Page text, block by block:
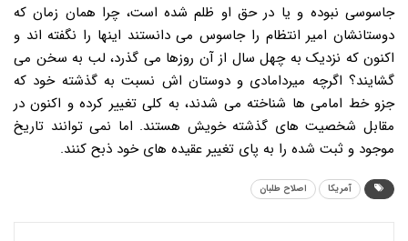
جاسوسی نبوده و یا در حق او ظلم شده است، چرا همان زمان که
دوستانشان امیر انتظام را جاسوس می دانستند اینها را نگفته اند و
اکنون که نزدیک به چهل سال از آن روزها می گذرد، لب به سخن می
گشایند؟ اگرچه میردامادی و دوستان اش نسبت به گذشته خود که
جزو خط امامی ها شناخته می شدند، به کلی تغییر کرده و اکنون در
مقابل شخصیت های گذشته خویش هستند. اما نمی توانند تاریخ
موجود و ثبت شده را به پای تغییر عقیده های خود ذبح کنند.
آمریکا اصلاح طلبان